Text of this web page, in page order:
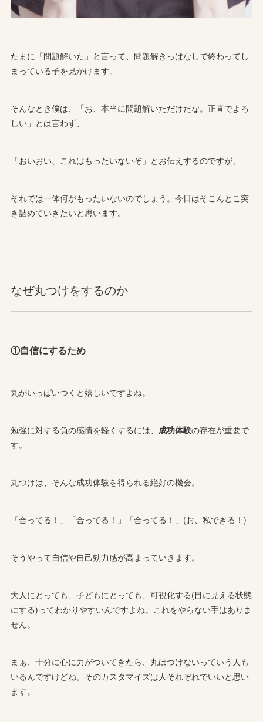
たまに「問題解いた」と言って、問題解きっぱなしで終わってし
まっている子を見かけます。
そんなとき僕は、「お、本当に問題解いただけだな。正直でよろ
しい」とは言わず、
「おいおい、これはもったいないぞ」とお伝えするのですが、
それでは一体何がもったいないのでしょう。今日はそこんとこ突
き詰めていきたいと思います。
なぜ丸つけをするのか
①自信にするため
丸がいっぱいつくと嬉しいですよね。
勉強に対する負の感情を軽くするには、成功体験の存在が重要で
す。
丸つけは、そんな成功体験を得られる絶好の機会。
「合ってる！」「合ってる！」「合ってる！」(お、私できる！)
そうやって自信や自己効力感が高まっていきます。
大人にとっても、子どもにとっても、可視化する(目に見える状態
にする)ってわかりやすいんですよね。これをやらない手はありま
せん。
まぁ、十分に心に力がついてきたら、丸はつけないっていう人も
いるんですけどね。そのカスタマイズは人それぞれでいいと思い
ます。